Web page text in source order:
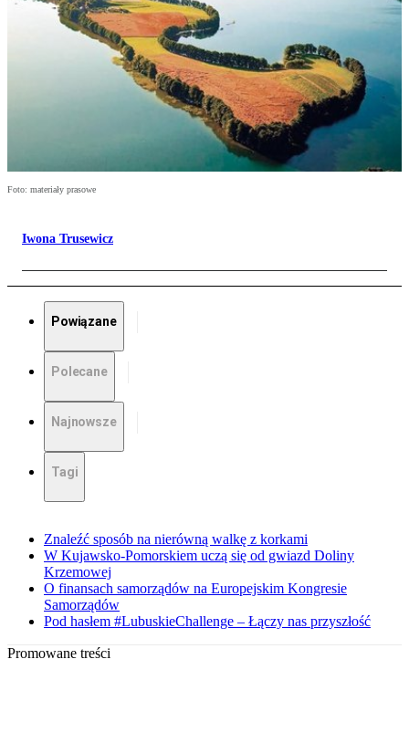
Foto: materiały prasowe
Iwona Trusewicz
Powiązane
Polecane
Najnowsze
Tagi
Znaleźć sposób na nierówną walkę z korkami
W Kujawsko-Pomorskiem uczą się od gwiazd Doliny
Krzemowej
O finansach samorządów na Europejskim Kongresie
Samorządów
Pod hasłem #LubuskieChallenge – Łączy nas przyszłość
Promowane treści